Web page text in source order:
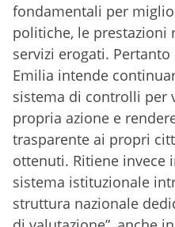
fondamentali per
politiche, le prestazioni
servizi erogati.
Emilia intende
sistema di controlli per
propria azione e
trasparente ai propri
ottenuti. Ritiene invece
sistema istituzionale
struttura nazionale